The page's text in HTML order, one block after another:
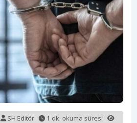
SH Editör
1 dk. okuma süresi